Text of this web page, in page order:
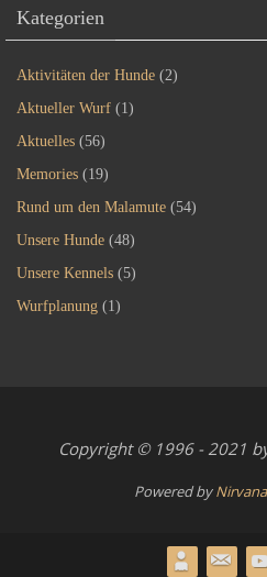
Kategorien
Aktivitäten der Hunde (2)
Aktueller Wurf (1)
Aktuelles (56)
Memories (19)
Rund um den Malamute (54)
Unsere Hunde (48)
Unsere Kennels (5)
Wurfplanung (1)
Copyright © 1996 - 2021
Powered byNirvana